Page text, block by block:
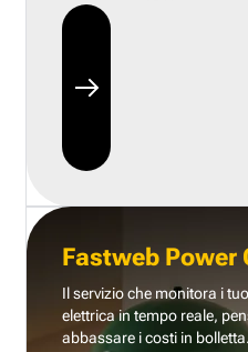
Fastweb Power
Il servizio che monitora i
elettrica in tempo reale,
abbassare i costi in bolletta.